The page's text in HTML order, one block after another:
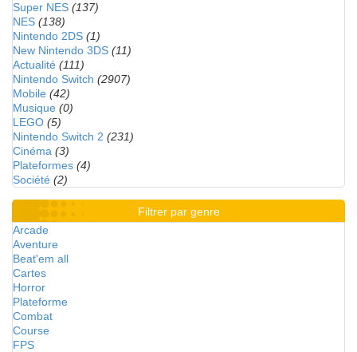
Super NES (137)
NES (138)
Nintendo 2DS (1)
New Nintendo 3DS (11)
Actualité (111)
Nintendo Switch (2907)
Mobile (42)
Musique (0)
LEGO (5)
Nintendo Switch 2 (231)
Cinéma (3)
Plateformes (4)
Société (2)
Filtrer par genre
Arcade
Aventure
Beat'em all
Cartes
Horror
Plateforme
Combat
Course
FPS